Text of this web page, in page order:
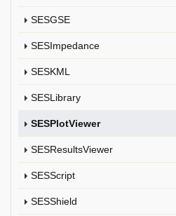
SESGSE
SESImpedance
SESKML
SESLibrary
SESPlotViewer
SESResultsViewer
SESScript
SESShield